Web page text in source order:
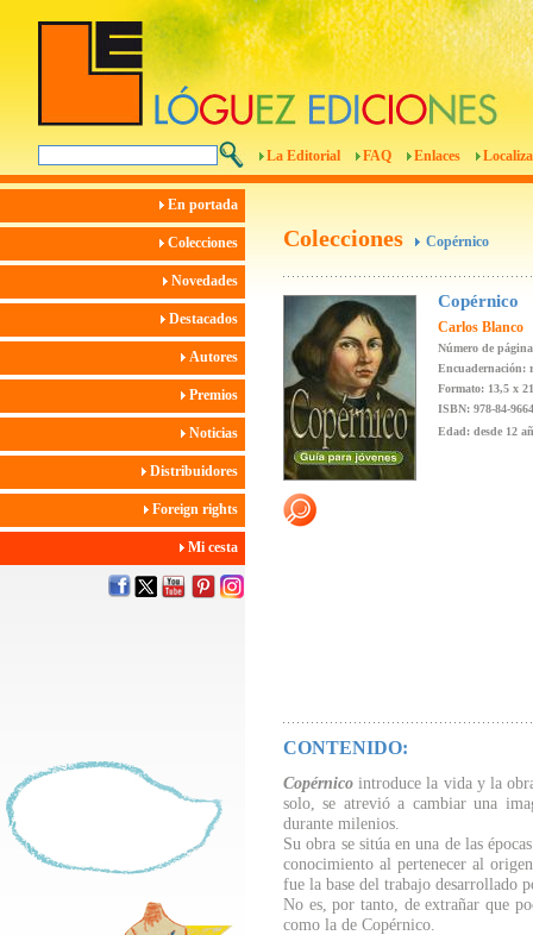
La Editorial FAQ Enlaces
En portada
Colecciones
Novedades
Destacados
Autores
Premios
Noticias
Distribuidores
Foreign rights
Mi cesta
Colecciones Copérnico
Copérnico
Carlos Blanco
Número de
Encuadernación:
Formato: 13,5 x
ISBN: 978-84-
Edad: desde 12
CONTENIDO:
Copérnico introduce la vida y la
solo, se atrevió a cambiar una
durante milenios.
Su obra se sitúa en una de las
conocimiento al pertenecer al
fue la base del trabajo desarrollado
No es, por tanto, de extrañar que
como la de Copérnico.